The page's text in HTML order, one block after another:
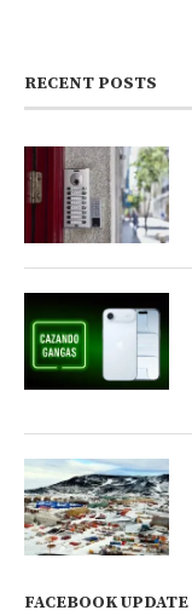
RECENT POSTS
FACEBOOK UPDATE